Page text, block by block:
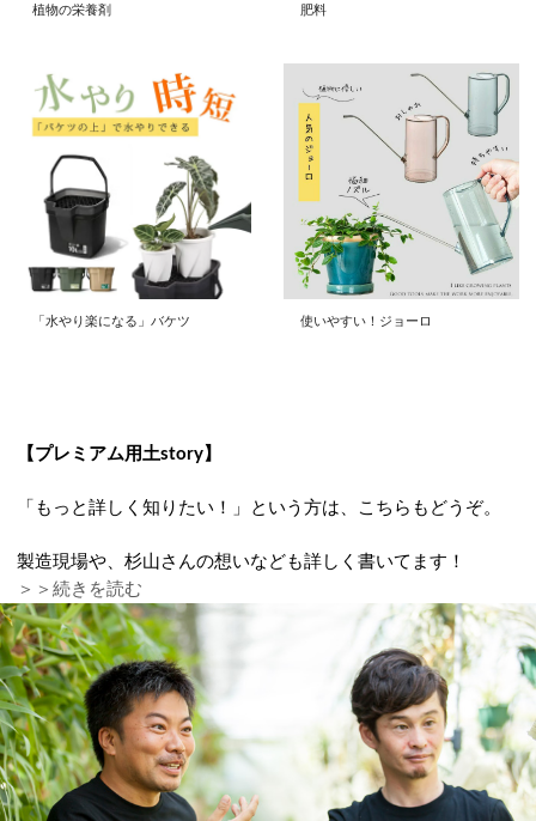
植物の栄養剤 肥料
「水やり楽になる」バケツ 使いやすい！ジョーロ
【プレミアム用土story】
「もっと詳しく知りたい！」という方は、こちらもどうぞ。
製造現場や、杉山さんの想いなども詳しく書いてます！
＞＞続きを読む